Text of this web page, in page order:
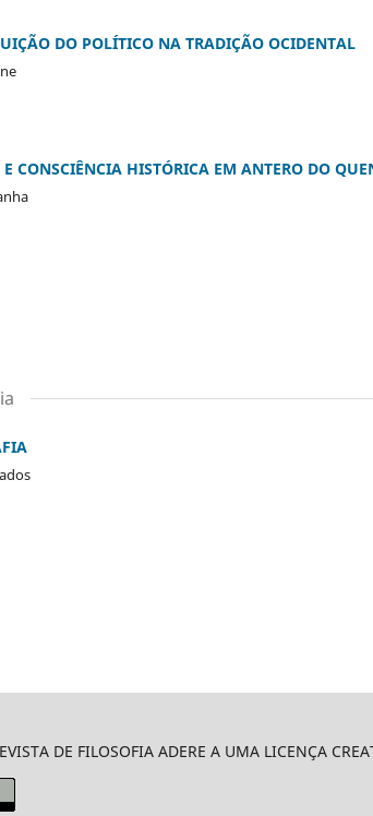
DO POLÍTICO NA TRADIÇÃO OCIDENTAL
CONSCIÊNCIA HISTÓRICA EM ANTERO DO
DE FILOSOFIA ADERE A UMA LICENÇA